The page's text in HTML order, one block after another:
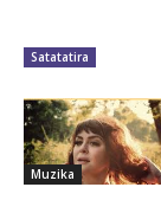
Satatatira
Muzika